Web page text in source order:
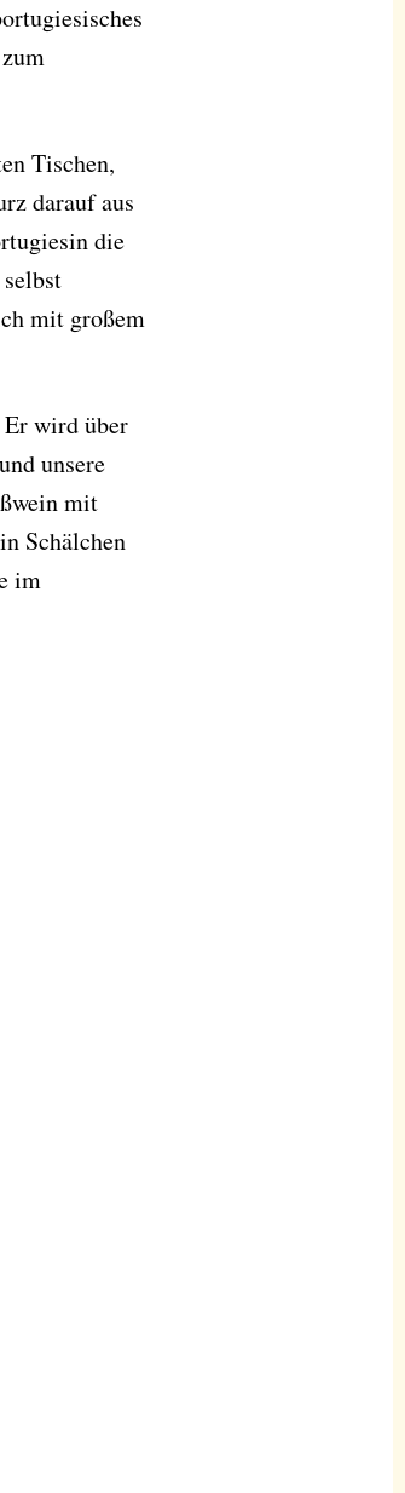
Tischen,
darauf aus
die
mit großem
wird über
unsere
mit
Schälchen
im